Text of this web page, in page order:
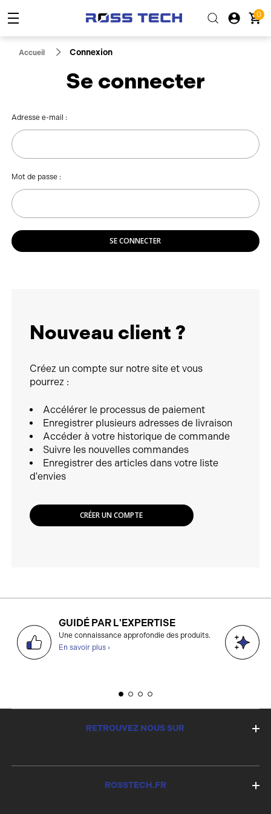
0
Accueil Connexion
Se connecter
Adresse e-mail :
Mot de passe :
SE CONNECTER
Nouveau client ?
Créez un compte sur notre site et vous
pourrez :
Accélérer le processus de paiement
Enregistrer plusieurs adresses de livraison
Accéder à votre historique de commande
Suivre les nouvelles commandes
Enregistrer des articles dans votre liste
d'envies
CRÉER UN COMPTE
GUIDÉ PAR L'EXPERTISE
Une connaissance approfondie des produits.
En savoir plus ›
RETROUVEZ NOUS SUR
ROSSTECH.FR